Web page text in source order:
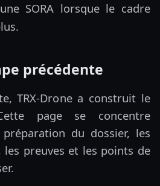
SORA lorsque le cadre
précédente
TRX-Drone a construit le
page se concentre
du dossier, les
preuves et les points de